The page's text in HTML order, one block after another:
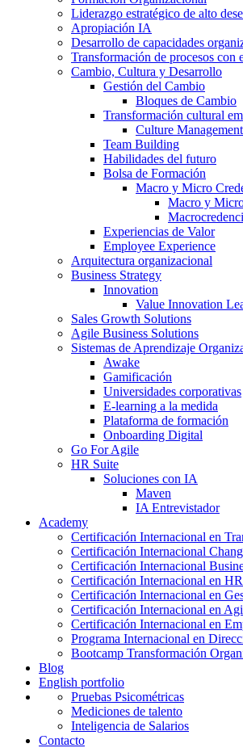
Liderazgo estratégico de alto
Apropiación IA
Desarrollo de capacidades
Transformación de procesos con
Cambio, Cultura y Desarrollo
Gestión del Cambio
Bloques de Cambio
Transformación cultural
Culture
Team Building
Habilidades del futuro
Bolsa de Formación
Macro y Micro
Macro y
Experiencias de Valor
Employee Experience
Arquitectura organizacional
Business Strategy
Innovation
Value Innovation
Sales Growth Solutions
Agile Business Solutions
Sistemas de Aprendizaje
Awake
Gamificación
Universidades corporativas
E-learning a la medida
Plataforma de formación
Onboarding Digital
Go For Agile
HR Suite
Soluciones con IA
Maven
IA Entrevistador
Academy
Certificación Internacional en
Certificación Internacional
Certificación Internacional
Certificación Internacional en
Certificación Internacional en
Certificación Internacional en
Certificación Internacional en
Programa Internacional en
Bootcamp Transformación
Blog
English portfolio
Pruebas Psicométricas
Mediciones de talento
Inteligencia de Salarios
Contacto